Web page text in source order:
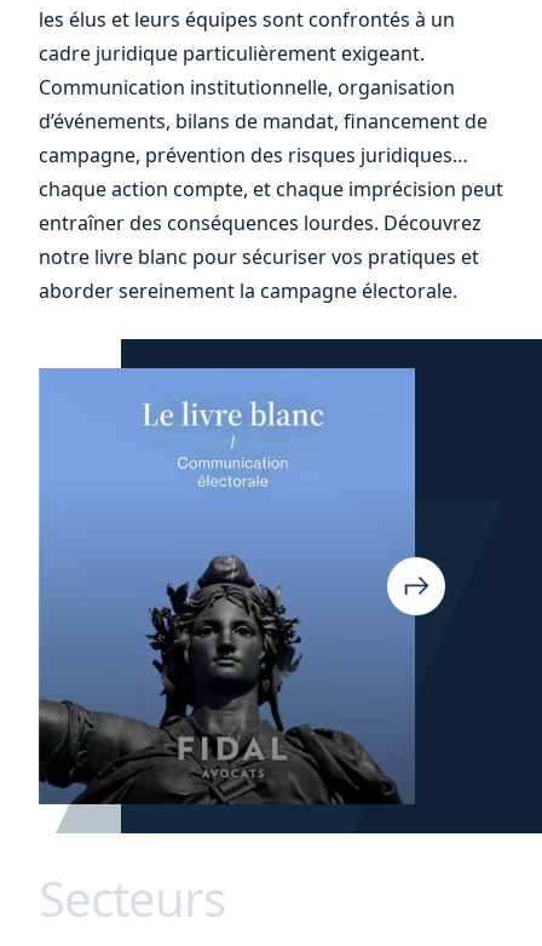
les élus et leurs équipes sont confrontés à un
cadre juridique particulièrement exigeant.
Communication institutionnelle, organisation
d’événements, bilans de mandat, financement de
campagne, prévention des risques juridiques…
chaque action compte, et chaque imprécision peut
entraîner des conséquences lourdes. Découvrez
notre livre blanc pour sécuriser vos pratiques et
aborder sereinement la campagne électorale.
Secteurs